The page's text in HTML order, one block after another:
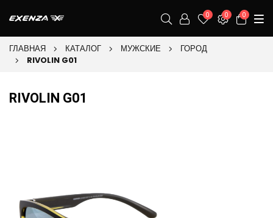
0 0 0
ГЛАВНАЯ КАТАЛОГ МУЖСКИЕ
ГОРОД
RIVOLIN G01
RIVOLIN G01